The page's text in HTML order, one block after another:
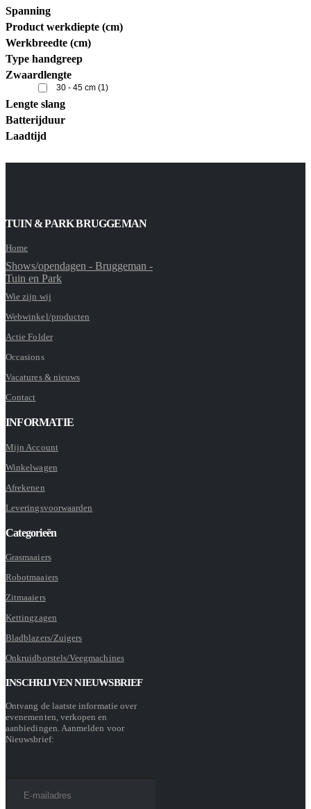
Spanning
Product werkdiepte (cm)
Werkbreedte (cm)
Type handgreep
Zwaardlengte
30 - 45 cm (1)
Lengte slang
Batterijduur
Laadtijd
TUIN & PARK BRUGGEMAN
Home
Shows/opendagen - Bruggeman -
Tuin en Park
Wie zijn wij
Webwinkel/producten
Actie Folder
Occasions
Vacatures & nieuws
Contact
INFORMATIE
Mijn Account
Winkelwagen
Afrekenen
Leveringsvoorwaarden
Categorieën
Grasmaaiers
Robotmaaiers
Zitmaaiers
Kettingzagen
Bladblazers/Zuigers
Onkruidborstels/Veegmachines
INSCHRIJVEN NIEUWSBRIEF
Ontvang de laatste informatie over
evenementen, verkopen en
aanbiedingen. Aanmelden voor
Nieuwsbrief: